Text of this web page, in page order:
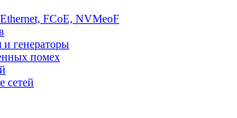
FCoE, NVMeoF
и генераторы
помех
сетей